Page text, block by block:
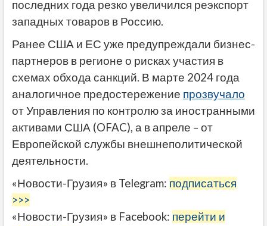
последних года резко увеличился реэкспорт
западных товаров в Россию.
Ранее США и ЕС уже предупреждали бизнес-
партнеров в регионе о рисках участия в
схемах обхода санкций. В марте 2024 года
аналогичное предостережение прозвучало
от Управления по контролю за иностранными
активами США (OFAC), а в апреле – от
Европейской службы внешнеполитической
деятельности.
«Новости-Грузия» в Telegram: подписаться
>>>
«Новости-Грузия» в Facebook: перейти и